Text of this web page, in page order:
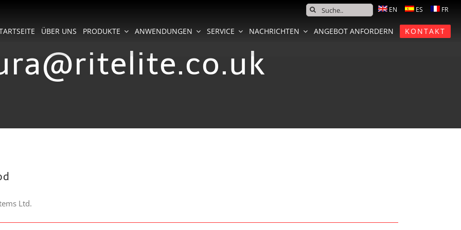
SEARCH
ÜBER UNS PRODUKTE ANWENDUNGEN SERVICE NACHRICHTEN ANGEBOT ANFORDERN KONTAKT
Ltd.